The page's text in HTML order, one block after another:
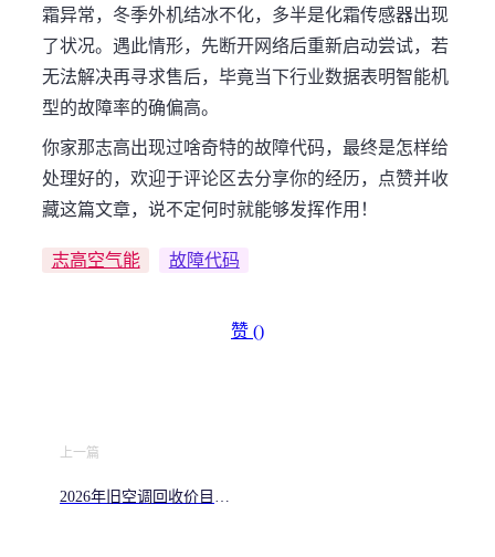
霜异常，冬季外机结冰不化，多半是化霜传感器出现
了状况。遇此情形，先断开网络后重新启动尝试，若
无法解决再寻求售后，毕竟当下行业数据表明智能机
型的故障率的确偏高。
你家那志高出现过啥奇特的故障代码，最终是怎样给
处理好的，欢迎于评论区去分享你的经历，点赞并收
藏这篇文章，说不定何时就能够发挥作用！
志高空气能 故障代码
赞 ()
上一篇
2026年旧空调回收价目表